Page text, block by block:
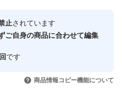
アーストーンとセットでも出
不当評価（イタズラ・八つ当
像6と7と下記を参照くださ
このユーザーはYahoo!フリマの取
引を完了させた実績があります
止されています
ご自身の商品に合わせて編集
です
商品情報コピー機能について